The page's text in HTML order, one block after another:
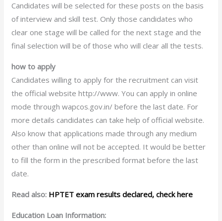
Candidates will be selected for these posts on the basis
of interview and skill test. Only those candidates who
clear one stage will be called for the next stage and the
final selection will be of those who will clear all the tests.
how to apply
Candidates willing to apply for the recruitment can visit
the official website http://www. You can apply in online
mode through wapcos.gov.in/ before the last date. For
more details candidates can take help of official website.
Also know that applications made through any medium
other than online will not be accepted. It would be better
to fill the form in the prescribed format before the last
date.
Read also: HPTET exam results declared, check here
Education Loan Information: